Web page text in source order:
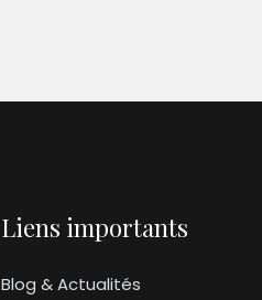
Liens importants
Blog & Actualités